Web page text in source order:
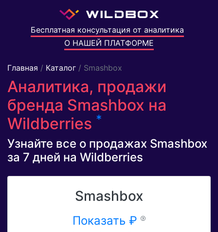
Бесплатная консультация от аналитика
О НАШЕЙ ПЛАТФОРМЕ
Главная / Каталог / Smashbox
Аналитика, продажи
бренда Smashbox на
Wildberries *
Узнайте все о продажах Smashbox
за 7 дней на Wildberries
Smashbox
Показать ₽